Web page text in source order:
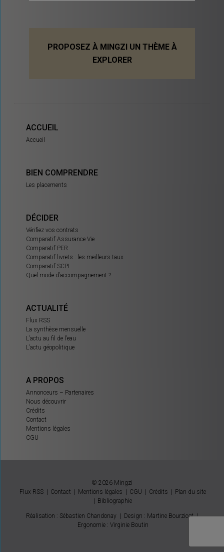
PROPOSEZ À MINGZI UN THÈME À
EXPLORER
ACCUEIL
Accueil
BIEN COMPRENDRE
Les placements
DÉCIDER
Vérifiez vos contrats
Comparatif Assurance Vie
Comparatif PER
Comparatif livrets : les meilleurs taux
Comparatif SCPI
Quel mode d’accompagnement ?
ACTUALITÉ
Flux RSS
La synthèse mensuelle
L’actu au fil de l’eau
L’actu géopolitique
A PROPOS
Annonceurs – Partenaires
Nous découvrir
Crédits
Contact
Mentions légales
CGU
© 2026 Mingzi
Flux RSS
Contact Mentions légales CGU Crédits
Plan du site
Bibliographie
Réalisation : Sébastien Chandonay Design : Martine Bourzicot|
Ergonomie : Virginie Boutin